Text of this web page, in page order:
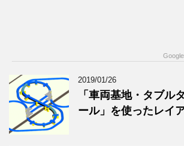
2019/01/26
「車両基地・タブル
ール」を使ったレイ